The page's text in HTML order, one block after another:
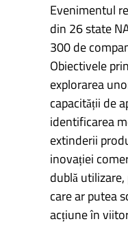
Evenimentul
din 26 state
300 de
Obiectivele
explorarea
capacității de
identificarea
extinderii
inovației
dublă
care ar putea
acțiune în